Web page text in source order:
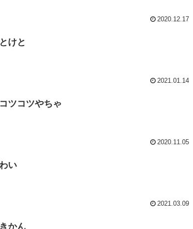
2020.12.17
けと
2021.01.14
ツコツやちゃ
2020.11.05
い
2021.03.09
かん